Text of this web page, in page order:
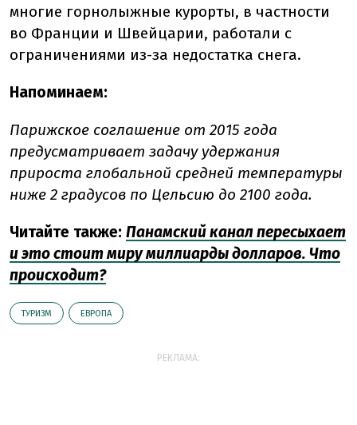
многие горнолыжные курорты, в частности
во Франции и Швейцарии, работали с
ограничениями из-за недостатка снега.
Напоминаем:
Парижское соглашение от 2015 года
предусматривает задачу удержания
прироста глобальной средней температуры
ниже 2 градусов по Цельсию до 2100 года.
Читайте также: Панамский канал пересыхает
и это стоит миру миллиарды долларов. Что
происходит?
ТУРИЗМ ЕВРОПА
РЕКЛАМА: